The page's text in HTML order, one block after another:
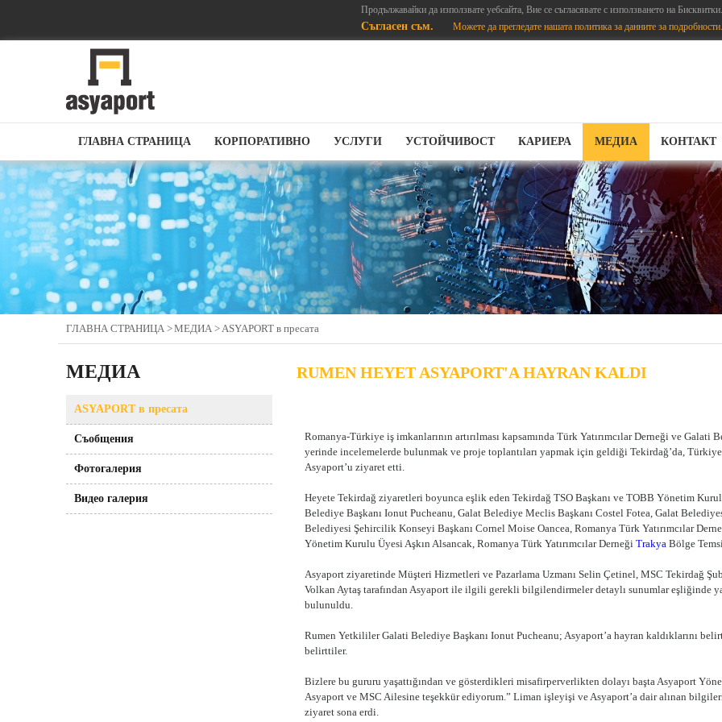
Продължавайки да използвате уебсайта, Вие се съгласявате с използването на Бисквитки.
Съгласен съм. Можете да прегледате нашата политика за данните за подробности.
ГЛАВНА СТРАНИЦА КОРПОРАТИВНО УСЛУГИ УСТОЙЧИВОСТ КАРИЕРА МЕДИА КОНТАКТ
ГЛАВНА СТРАНИЦА >МЕДИА > АSYAPORT в пресата
МЕДИА
АSYAPORT в пресата
Съобщения
Фотогалерия
Видео галерия
RUMEN HEYET ASYAPORT'A HAYRAN KALDI
Romanya-Türkiye iş imkanlarının artırılması kapsamında Türk Yatırımcılar Derneği ve
yerinde incelemelerde bulunmak ve proje toplantıları yapmak için geldiği Tekirdağ’da,
Asyaport’u ziyaret etti.
Heyete Tekirdağ ziyaretleri boyunca eşlik eden Tekirdağ TSO Başkanı ve TOBB Yönetim
Belediye Başkanı Ionut Pucheanu, Galat Belediye Meclis Başkanı Costel Fotea, Galat
Belediyesi Şehircilik Konseyi Başkanı Cornel Moise Oancea, Romanya Türk Yatırımcılar
Yönetim Kurulu Üyesi Aşkın Alsancak, Romanya Türk Yatırımcılar Derneği Trakya Bölge
Asyaport ziyaretinde Müşteri Hizmetleri ve Pazarlama Uzmanı Selin Çetinel, MSC Tekirdağ
Volkan Aytaş tarafından Asyaport ile ilgili gerekli bilgilendirmeler detaylı sunumlar eşliğinde
bulunuldu.
Rumen Yetkililer Galati Belediye Başkanı Ionut Pucheanu; Asyaport’a hayran kaldıklarını
belirttiler.
Bizlere bu gururu yaşattığından ve gösterdikleri misafirperverlikten dolayı başta Asyaport
Asyaport ve MSC Ailesine teşekkür ediyorum.” Liman işleyişi ve Asyaport’a dair alınan
ziyaret sona erdi.